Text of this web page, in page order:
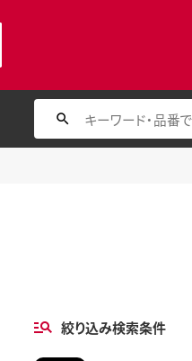
絞り込み検索条件